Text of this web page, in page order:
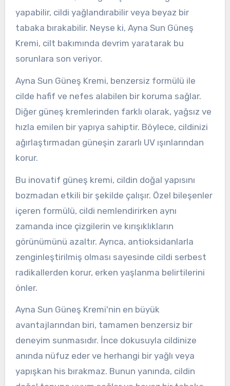
yapabilir, cildi yağlandırabilir veya beyaz bir
tabaka bırakabilir. Neyse ki, Ayna Sun Güneş
Kremi, cilt bakımında devrim yaratarak bu
sorunlara son veriyor.
Ayna Sun Güneş Kremi, benzersiz formülü ile
cilde hafif ve nefes alabilen bir koruma sağlar.
Diğer güneş kremlerinden farklı olarak, yağsız ve
hızla emilen bir yapıya sahiptir. Böylece, cildinizi
ağırlaştırmadan güneşin zararlı UV ışınlarından
korur.
Bu inovatif güneş kremi, cildin doğal yapısını
bozmadan etkili bir şekilde çalışır. Özel bileşenler
içeren formülü, cildi nemlendirirken aynı
zamanda ince çizgilerin ve kırışıklıkların
görünümünü azaltır. Ayrıca, antioksidanlarla
zenginleştirilmiş olması sayesinde cildi serbest
radikallerden korur, erken yaşlanma belirtilerini
önler.
Ayna Sun Güneş Kremi'nin en büyük
avantajlarından biri, tamamen benzersiz bir
deneyim sunmasıdır. İnce dokusuyla cildinize
anında nüfuz eder ve herhangi bir yağlı veya
yapışkan his bırakmaz. Bunun yanında, cildin